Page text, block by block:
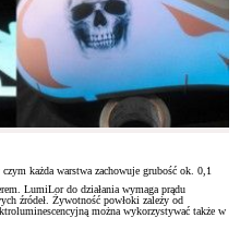
każda warstwa zachowuje grubość ok. 0,1
LumiLor do działania wymaga prądu
źródeł. Żywotność powłoki zależy od
można wykorzystywać także w